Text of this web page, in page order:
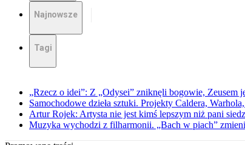
Najnowsze
Tagi
„Rzecz o idei”: Z „Odysei” zniknęli bogowie, Zeusem
Samochodowe dzieła sztuki. Projekty Caldera,
Artur Rojek: Artysta nie jest kimś lepszym niż pani
Muzyka wychodzi z filharmonii. „Bach w piach”